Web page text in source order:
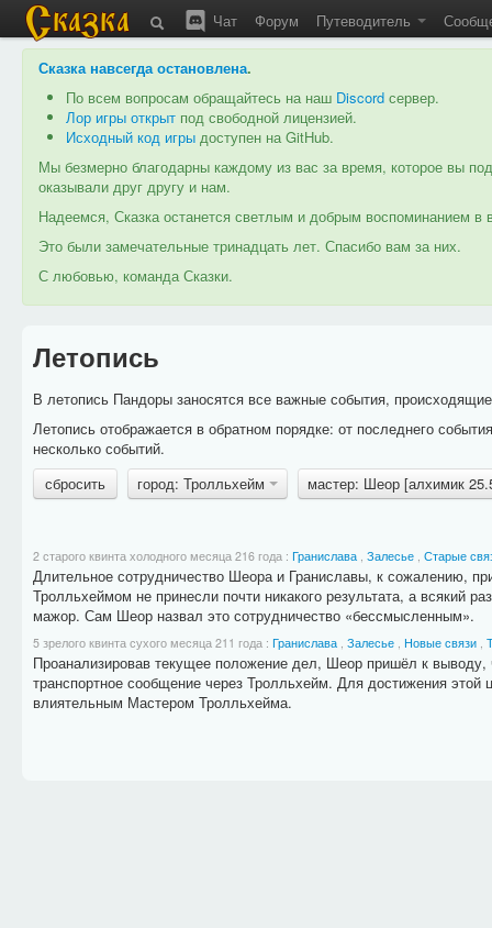
Чат Форум Путеводитель
Сказка навсегда остановлена.
По всем вопросам обращайтесь на наш Discord сервер.
Лор игры открыт под свободной лицензией.
Исходный код игры доступен на GitHub.
Мы безмерно благодарны каждому из вас за время, которое вы
оказывали друг другу и нам.
Надеемся, Сказка останется светлым и добрым воспоминанием
Это были замечательные тринадцать лет. Спасибо вам за них.
С любовью, команда Сказки.
Летопись
В летопись Пандоры заносятся все важные события,
Летопись отображается в обратном порядке: от последнего
несколько событий.
сбросить
город: Тролльхейм мастер: Шеор [алхимик
2 старого квинта холодного месяца 216 года : Гранислава, Залесье, Старые
Длительное сотрудничество Шеора и Граниславы, к сожалению,
Тролльхеймом не принесли почти никакого результата, а всякий
мажор. Сам Шеор назвал это сотрудничество «бессмысленным».
5 зрелого квинта сухого месяца 211 года : Гранислава, Залесье, Новые связи,
Проанализировав текущее положение дел, Шеор пришёл к выводу,
транспортное сообщение через Тролльхейм. Для достижения
влиятельным Мастером Тролльхейма.